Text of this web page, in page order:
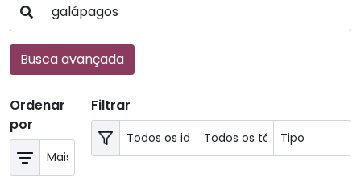
Busca avançada
Ordenar
por
Filtrar